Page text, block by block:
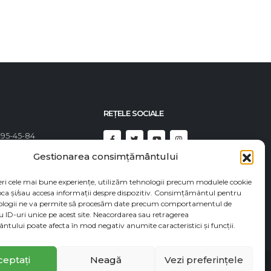
Gestionarea consimțământului
cele mai bune experiențe, utilizăm tehnologii precum modulele cookie
și/sau accesa informații despre dispozitiv. Consimțământul pentru
ne va permite să procesăm date precum comportamentul de
ID-uri unice pe acest site. Neacordarea sau retragerea
poate afecta în mod negativ anumite caracteristici și funcții.
Neagă Vezi preferințele
45-84
23-46
82-82
REȚELE SOCIALE